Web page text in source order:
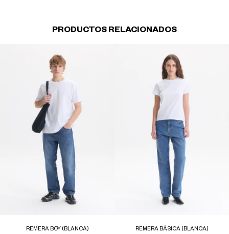
PRODUCTOS RELACIONADOS
REMERA BOY (BLANCA) REMERA BÁSICA (BLANCA)